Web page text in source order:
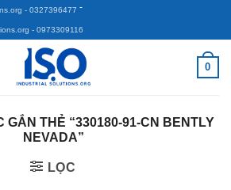
- 0327396477 -
- 0973309116
0
THẺ “330180-91-CN BENTLY
NEVADA”
LỌC